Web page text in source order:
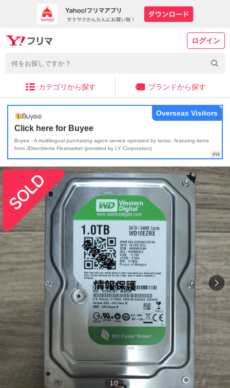
ログイン
カテゴリから探す ブランドから探す
Click here for Buyee
Buyee - A multilingual purchasing agent service operated by tenso, featuring items
from JDirectItems Fleamarket (provided by LY Corporation)
Overseas Visitors
1/2